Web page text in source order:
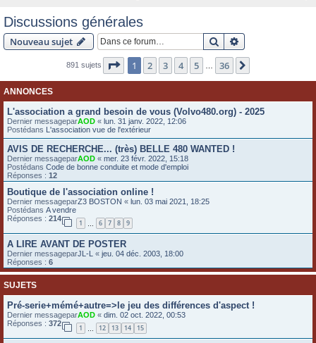
Discussions générales
Nouveau sujet Rechercher
891 sujets Page 1sur36
1 2 3 4 5 36
ANNONCES
L'association a grand besoin de vous (Volvo480.org) - 2025
Dernier messageparAOD « lun. 31 janv. 2022, 12:06
Postédans L'association vue de l'extérieur
AVIS DE RECHERCHE... (très) BELLE 480 WANTED !
Dernier messageparAOD « mer. 23 févr. 2022, 15:18
Postédans Code de bonne conduite et mode d'emploi
Réponses : 12
Boutique de l'association online !
Dernier messageparZ3 BOSTON « lun. 03 mai 2021, 18:25
Postédans A vendre
Réponses : 214
1 … 6 7 8 9
A LIRE AVANT DE POSTER
Dernier messageparJL-L « jeu. 04 déc. 2003, 18:00
Réponses : 6
SUJETS
Pré-serie+mémé+autre=>le jeu des différences d'aspect !
Dernier messageparAOD « dim. 02 oct. 2022, 00:53
Réponses : 372
1 … 12 13 14 15